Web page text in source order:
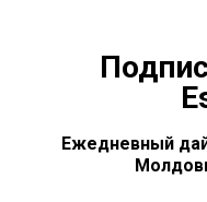
Ежедневный